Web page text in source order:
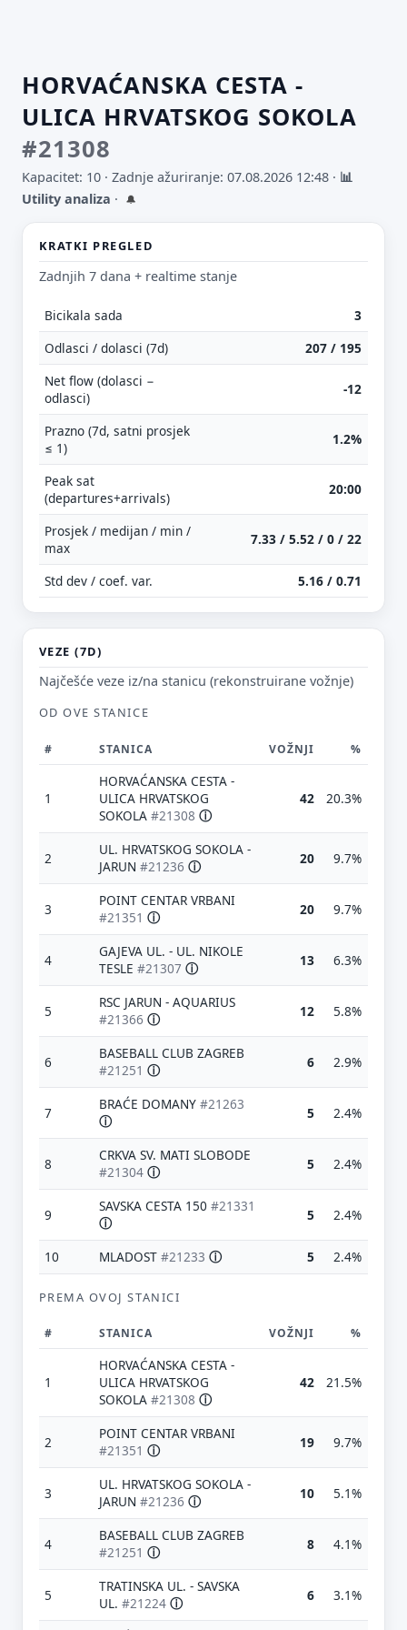
HORVAĆANSKA CESTA -
ULICA HRVATSKOG SOKOLA
#21308
Kapacitet: 10 · Zadnje ažuriranje: 07.08.2026 12:48 · 📊
Utility analiza · 🔔
KRATKI PREGLED
Zadnjih 7 dana + realtime stanje
Bicikala sada
3
Odlasci / dolasci (7d)
207 / 195
Net flow (dolasci −
odlasci)
-12
Prazno (7d, satni prosjek
≤ 1)
1.2%
Peak sat
(departures+arrivals)
20:00
Prosjek / medijan / min /
max
7.33 / 5.52 / 0 / 22
Std dev / coef. var. 5.16 / 0.71
VEZE (7D)
Najčešće veze iz/na stanicu (rekonstruirane vožnje)
OD OVE STANICE
# STANICA VOŽNJI %
1
HORVAĆANSKA CESTA -
ULICA HRVATSKOG
SOKOLA #21308 ⓘ
42 20.3%
2
UL. HRVATSKOG SOKOLA -
JARUN #21236 ⓘ 20 9.7%
3
POINT CENTAR VRBANI
#21351 ⓘ 20 9.7%
4
GAJEVA UL. - UL. NIKOLE
TESLE #21307 ⓘ 13 6.3%
5
RSC JARUN - AQUARIUS
#21366 ⓘ 12 5.8%
6
BASEBALL CLUB ZAGREB
#21251 ⓘ 6 2.9%
7
BRAĆE DOMANY #21263
ⓘ
5 2.4%
8
CRKVA SV. MATI SLOBODE
#21304 ⓘ 5 2.4%
9
SAVSKA CESTA 150 #21331
ⓘ
5 2.4%
10 MLADOST #21233 ⓘ 5 2.4%
PREMA OVOJ STANICI
# STANICA VOŽNJI %
1
HORVAĆANSKA CESTA -
ULICA HRVATSKOG
SOKOLA #21308 ⓘ
42 21.5%
2
POINT CENTAR VRBANI
#21351 ⓘ 19 9.7%
3
UL. HRVATSKOG SOKOLA -
JARUN #21236 ⓘ 10 5.1%
4
BASEBALL CLUB ZAGREB
#21251 ⓘ 8 4.1%
5
TRATINSKA UL. - SAVSKA
UL. #21224 ⓘ 6 3.1%